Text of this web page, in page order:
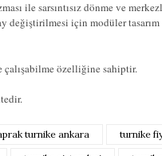
ile sarsıntısız dönme ve
değiştirilmesi için modüler tasarım
özelliğine sahiptir.
turnike ankara
turnike